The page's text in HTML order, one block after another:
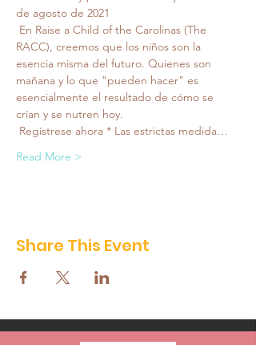
de agosto de 2021
RACC), creemos que los niños son la
esencia misma del futuro. Quienes son
mañana y lo que "pueden hacer" es
esencialmente el resultado de cómo se
crían y se nutren hoy.
Regístrese ahora * Las estrictas medida…
Read More >
Share This Event